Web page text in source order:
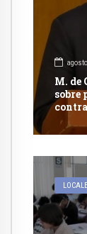
M. de
sobre